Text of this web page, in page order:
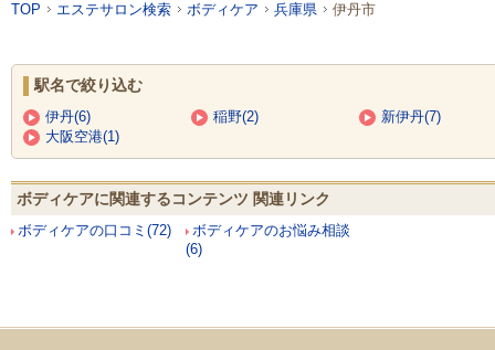
TOP エステサロン検索 ボディケア 兵庫県 伊丹市
駅名で絞り込む
伊丹(6) 稲野(2)
新伊丹(7)
大阪空港(1)
ボディケアに関連するコンテンツ 関連リンク
ボディケアの口コミ(72)
ボディケアのお悩み相談
(6)